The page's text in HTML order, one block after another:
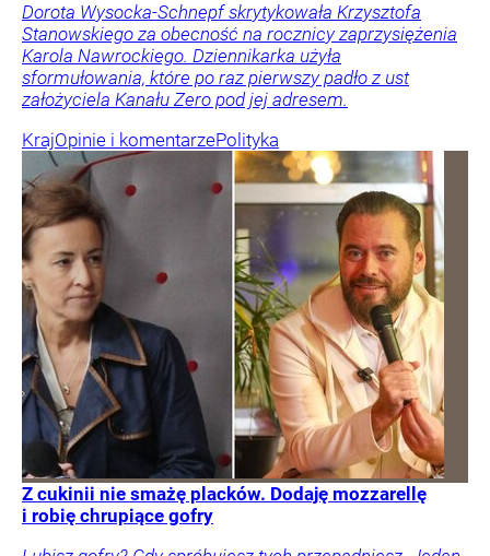
Dorota Wysocka-Schnepf skrytykowała Krzysztofa
Stanowskiego za obecność na rocznicy zaprzysiężenia
Karola Nawrockiego. Dziennikarka użyła
sformułowania, które po raz pierwszy padło z ust
założyciela Kanału Zero pod jej adresem.
KrajOpinie i komentarzePolityka
Z cukinii nie smażę placków. Dodaję mozzarellę
i robię chrupiące gofry